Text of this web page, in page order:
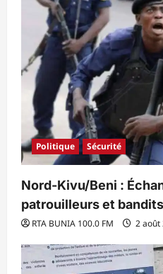
Politique Sécurité
Nord-Kivu/Beni :
patrouilleurs et
RTA BUNIA 100.0 FM 2 août